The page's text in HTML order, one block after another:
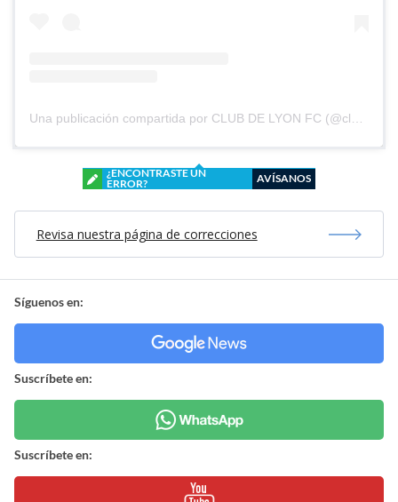
Una publicación compartida por CLUB DE LYON FC (@clubdelyonfc)
¿ENCONTRASTE UN
ERROR?
AVÍSANOS
Revisa nuestra página de correcciones
Síguenos en:
Suscríbete en:
Suscríbete en: